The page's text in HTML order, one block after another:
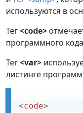
используются в
Тег<code>
программного
Тег<var>
листинге
<code>